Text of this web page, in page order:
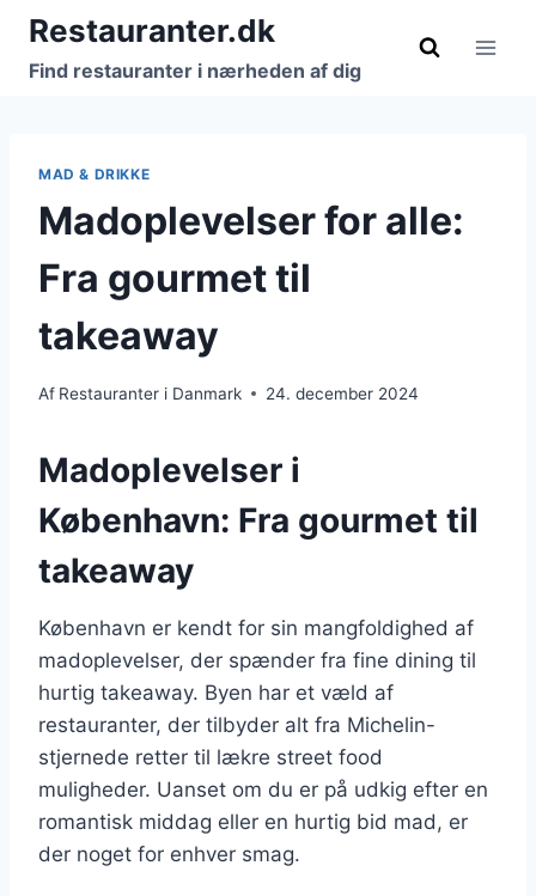
Fortsæt
indhold
Restauranter.dk
Find restauranter i nærheden af dig
MAD & DRIKKE
Madoplevelser for alle:
Fra gourmet til
takeaway
Af Restauranter i Danmark 24. december 2024
Madoplevelser i
København: Fra gourmet til
takeaway
København er kendt for sin mangfoldighed af
madoplevelser, der spænder fra fine dining til
hurtig takeaway. Byen har et væld af
restauranter, der tilbyder alt fra Michelin-
stjernede retter til lækre street food
muligheder. Uanset om du er på udkig efter en
romantisk middag eller en hurtig bid mad, er
der noget for enhver smag.